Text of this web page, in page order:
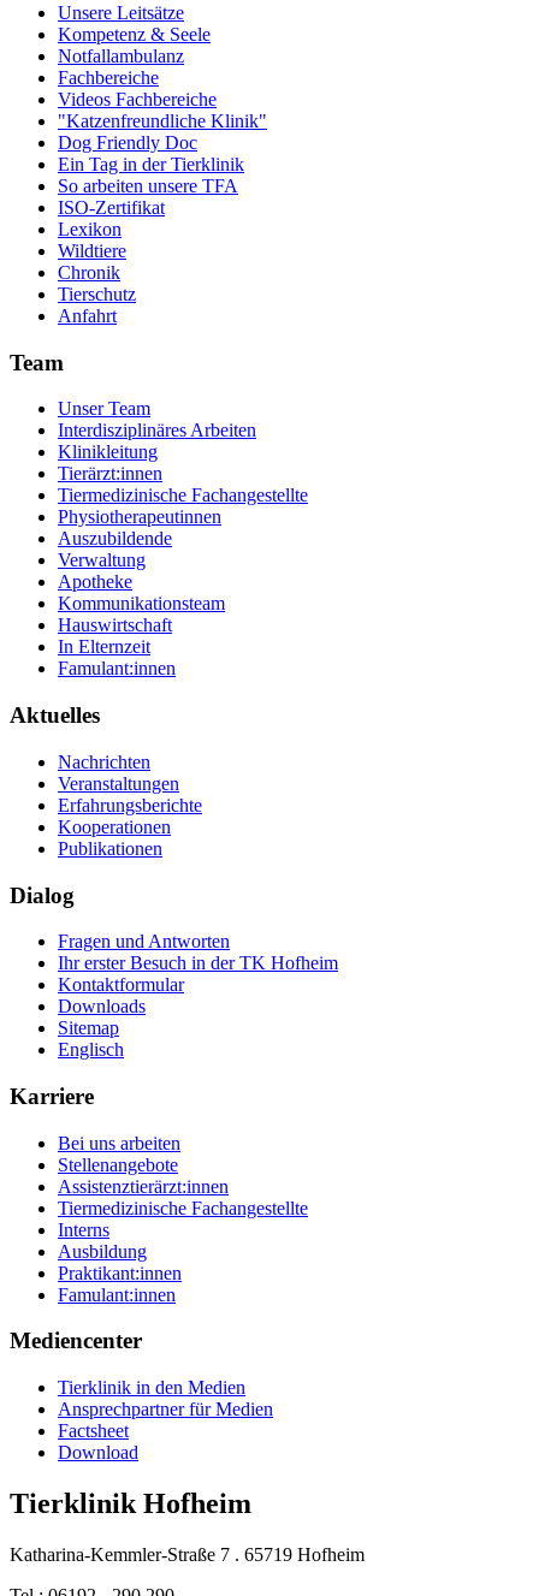
Unsere Leitsätze
Kompetenz & Seele
Notfallambulanz
Fachbereiche
Videos Fachbereiche
"Katzenfreundliche Klinik"
Dog Friendly Doc
Ein Tag in der Tierklinik
So arbeiten unsere TFA
ISO-Zertifikat
Lexikon
Wildtiere
Chronik
Tierschutz
Anfahrt
Team
Unser Team
Interdisziplinäres Arbeiten
Klinikleitung
Tierärzt:innen
Tiermedizinische Fachangestellte
Physiotherapeutinnen
Auszubildende
Verwaltung
Apotheke
Kommunikationsteam
Hauswirtschaft
In Elternzeit
Famulant:innen
Aktuelles
Nachrichten
Veranstaltungen
Erfahrungsberichte
Kooperationen
Publikationen
Dialog
Fragen und Antworten
Ihr erster Besuch in der TK Hofheim
Kontaktformular
Downloads
Sitemap
Englisch
Karriere
Bei uns arbeiten
Stellenangebote
Assistenztierärzt:innen
Tiermedizinische Fachangestellte
Interns
Ausbildung
Praktikant:innen
Famulant:innen
Mediencenter
Tierklinik in den Medien
Ansprechpartner für Medien
Factsheet
Download
Tierklinik Hofheim
Katharina-Kemmler-Straße 7 . 65719 Hofheim